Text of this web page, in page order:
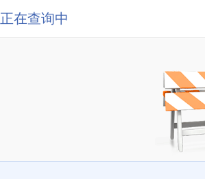
正在查询中